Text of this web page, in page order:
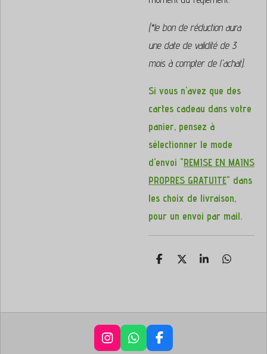
(*le bon de réduction aura
une date de validité de 3
mois à compter de l'achat).
Si vous n'avez que des
cartes cadeau dans votre
panier, pensez à
sélectionner le mode
d'envoi "REMISE EN MAINS
PROPRES GRATUITE" dans
les choix de livraison,
pour un envoi par mail.
P
g
e
r
P
g
P
g
P
g
I
W
F